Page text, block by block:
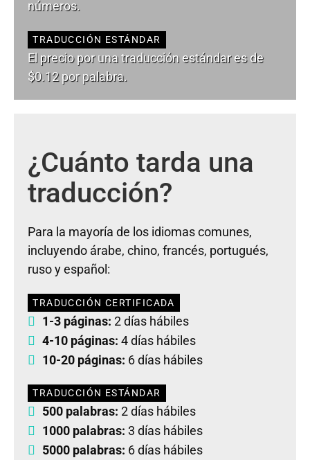
números.
TRADUCCIÓN ESTÁNDAR
El precio por una traducción estándar es de
$0.12 por palabra.
¿Cuánto tarda una
traducción?
Para la mayoría de los idiomas comunes,
incluyendo árabe, chino, francés, portugués,
ruso y español:
TRADUCCIÓN CERTIFICADA
1-3 páginas: 2 días hábiles
4-10 páginas: 4 días hábiles
10-20 páginas: 6 días hábiles
TRADUCCIÓN ESTÁNDAR
500 palabras: 2 días hábiles
1000 palabras: 3 días hábiles
5000 palabras: 6 días hábiles